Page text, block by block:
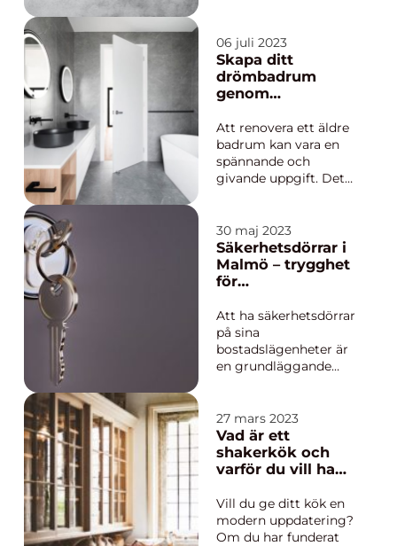
microcement vara
precis vad du behöver.
I Stockholm finns det
gott om företag som
06 juli 2023
Skapa ditt
drömbadrum
genom
ng i Trosa
Att renovera ett äldre
badrum kan vara en
spännande och
givande uppgift. Det
funktionell utrymme
som passar dina
behov och önskemål. I
denna artikel kommer
f&oum...
30 maj 2023
Säkerhetsdörrar i
Malmö – trygghet
för
ngar
Att ha säkerhetsdörrar
på sina
bostadslägenheter är
en grundläggande
förhindra intrång. I
storstäder som
Malmö, där
bostadsbristen är
kriminaliteten är
högre än i övriga
Sverige, är det ännu
27 mars 2023
Vad är ett
shakerkök och
varför du vill ha
Vill du ge ditt kök en
modern uppdatering?
Om du har funderat